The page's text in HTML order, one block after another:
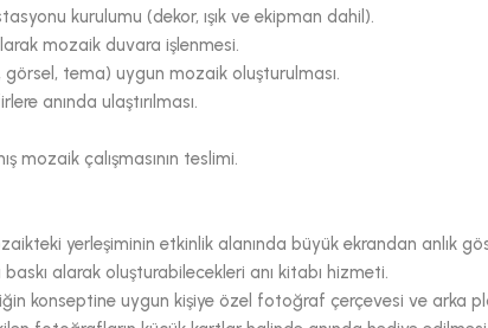
kurulumu (dekor, ışık ve ekipman dahil).
mozaik duvara işlenmesi.
tema) uygun mozaik oluşturulması.
anında ulaştırılması.
mozaik çalışmasının teslimi.
yerleşiminin etkinlik alanında büyük ekrandan anlık
baskı alarak oluşturabilecekleri anı kitabı hizmeti.
konseptine uygun kişiye özel fotoğraf çerçevesi ve arka